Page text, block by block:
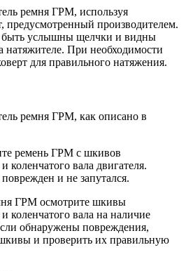
ремня ГРМ, используя
предусмотренный производителем.
услышны щелчки и видны
натяжителе. При необходимости
для правильного натяжения.
ремня ГРМ, как описано в
ремень ГРМ с шкивов
коленчатого вала двигателя.
и не запутался.
ГРМ осмотрите шкивы
коленчатого вала на наличие
обнаружены повреждения,
и проверить их правильную